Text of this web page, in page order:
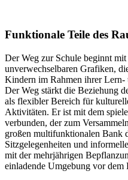
Funktionale Teile des
Der Weg zur Schule beginnt
unverwechselbaren Grafiken,
Kindern im Rahmen ihrer Lern-
Der Weg stärkt die Beziehung
als flexibler Bereich für
Aktivitäten. Er ist mit dem
verbunden, der zum
großen multifunktionalen Bank
Sitzgelegenheiten und
mit der mehrjährigen
einladende Umgebung vor dem